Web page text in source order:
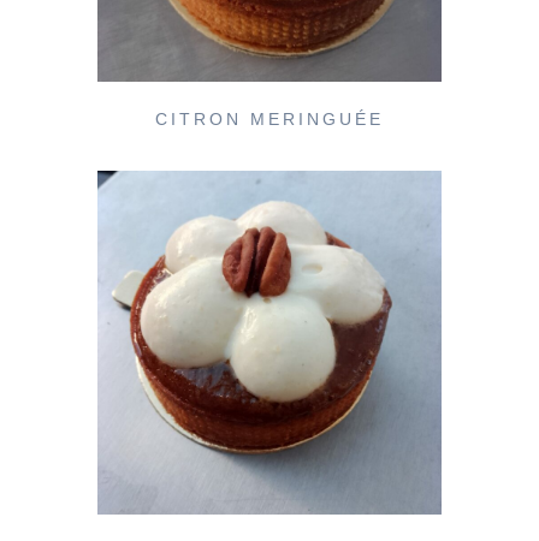
CITRON MERINGUÉE